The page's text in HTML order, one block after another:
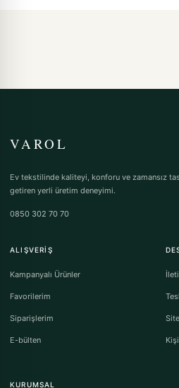
VAROL
Ev tekstilinde kaliteyi, konforu ve zamansız
getiren yerli üretim deneyimi.
0850 302 70 70
ALIŞVERIŞ
Kampanyalı Ürünler
Favorilerim
Siparişlerim
E-bülten
KURUMSAL